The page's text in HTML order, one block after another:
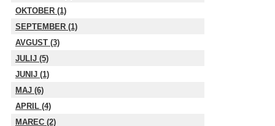
OKTOBER (1)
SEPTEMBER (1)
AVGUST (3)
JULIJ (5)
JUNIJ (1)
MAJ (6)
APRIL (4)
MAREC (2)